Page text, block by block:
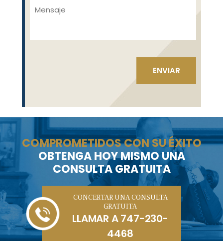
COMPROMETIDOS CON SU ÉXITO
OBTENGA HOY MISMO UNA
CONSULTA GRATUITA
CONCERTAR UNA CONSULTA
GRATUITA
LLAMAR A747-230-
4468